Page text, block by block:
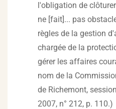
l'obligation de
ne [fait]... pas
règles de la gestion
chargée de la
gérer les affaires
nom de la
de Richemont,
2007, n° 212, p. 110.)